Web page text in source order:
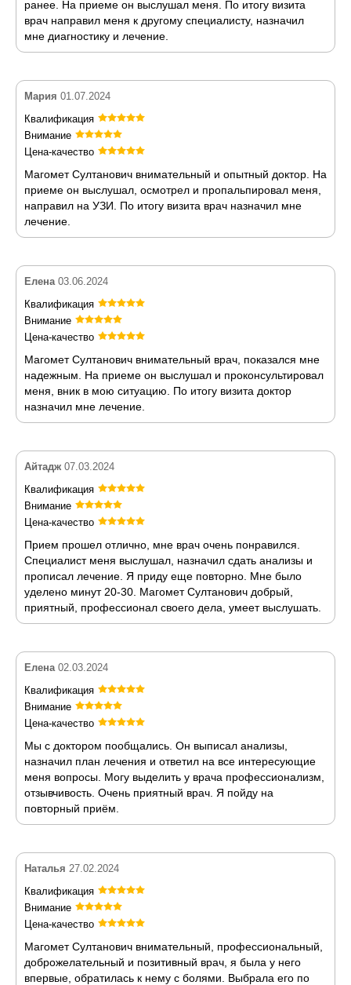
ранее. На приеме он выслушал меня. По итогу визита
врач направил меня к другому специалисту, назначил
мне диагностику и лечение.
Мария 01.07.2024
Квалификация
Внимание
Цена-качество
Магомет Султанович внимательный и опытный доктор. На
приеме он выслушал, осмотрел и пропальпировал меня,
направил на УЗИ. По итогу визита врач назначил мне
лечение.
Елена 03.06.2024
Квалификация
Внимание
Цена-качество
Магомет Султанович внимательный врач, показался мне
надежным. На приеме он выслушал и проконсультировал
меня, вник в мою ситуацию. По итогу визита доктор
назначил мне лечение.
Айтадж 07.03.2024
Квалификация
Внимание
Цена-качество
Прием прошел отлично, мне врач очень понравился.
Специалист меня выслушал, назначил сдать анализы и
прописал лечение. Я приду еще повторно. Мне было
уделено минут 20-30. Магомет Султанович добрый,
приятный, профессионал своего дела, умеет выслушать.
Елена 02.03.2024
Квалификация
Внимание
Цена-качество
Мы с доктором пообщались. Он выписал анализы,
назначил план лечения и ответил на все интересующие
меня вопросы. Могу выделить у врача профессионализм,
отзывчивость. Очень приятный врач. Я пойду на
повторный приём.
Наталья 27.02.2024
Квалификация
Внимание
Цена-качество
Магомет Султанович внимательный, профессиональный,
доброжелательный и позитивный врач, я была у него
впервые, обратилась к нему с болями. Выбрала его по